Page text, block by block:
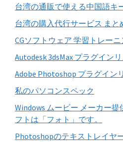
索
す
る
台湾の通販で使える中国語キ
台湾の購入代行サービス まと
CGソフトウェア 学習トレーニ
Autodesk 3dsMax プラグインリ
Adobe Photoshop プラグイン
私のパソコンスペック
Windows ムービー メーカー
フトは「フォト」です。
Photoshopのテキストレイヤ